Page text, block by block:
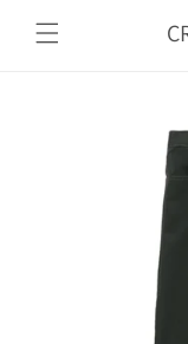
ンツに
進む